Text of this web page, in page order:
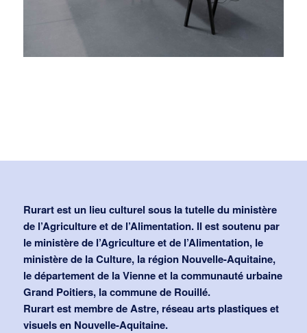
Rurart est un lieu culturel sous la tutelle du ministère
de l’Agriculture et de l’Alimentation. Il est soutenu par
le ministère de l’Agriculture et de l’Alimentation, le
ministère de la Culture, la région Nouvelle-Aquitaine,
le département de la Vienne et la communauté urbaine
Grand Poitiers, la commune de Rouillé.
Rurart est membre de Astre, réseau arts plastiques et
visuels en Nouvelle-Aquitaine.